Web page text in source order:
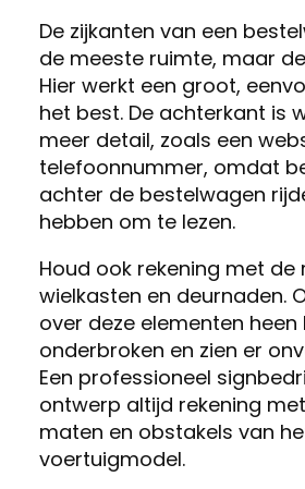
De zijkanten van een
de meeste ruimte, maar
Hier werkt een groot,
het best. De achterkant is
meer detail, zoals een
telefoonnummer, omdat
achter de bestelwagen
hebben om te lezen.
Houd ook rekening met de
wielkasten en deurnaden.
over deze elementen
onderbroken en zien er
Een professioneel
ontwerp altijd rekening
maten en obstakels van
voertuigmodel.